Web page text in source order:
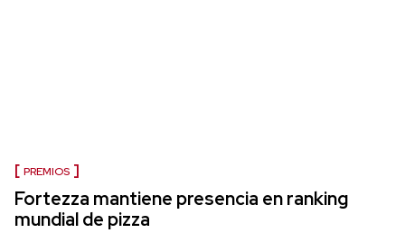
PREMIOS
Fortezza mantiene presencia en ranking
mundial de pizza